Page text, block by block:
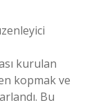
kurulan
kopmak ve
Bu